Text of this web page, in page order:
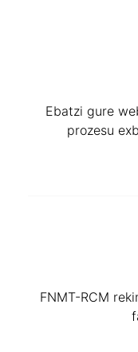
Ebatzi gure
prozesu
FNMT-RCM